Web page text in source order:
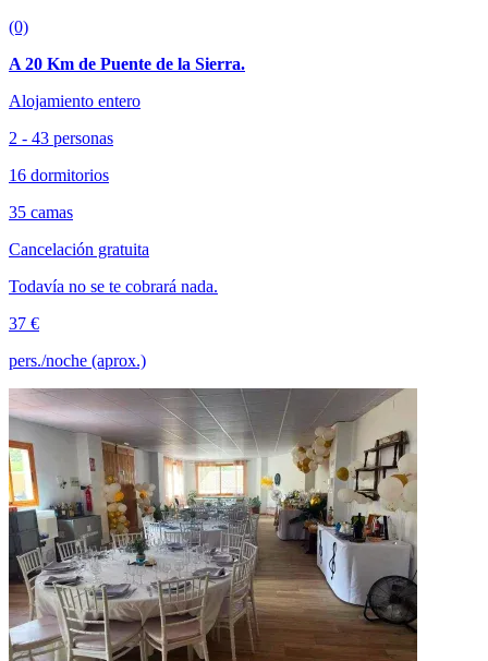
(0)
A 20 Km de Puente de la Sierra.
Alojamiento entero
2 - 43 personas
16 dormitorios
35 camas
Cancelación gratuita
Todavía no se te cobrará nada.
37 €
pers./noche (aprox.)